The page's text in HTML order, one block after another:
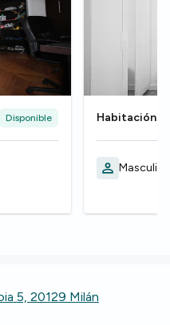
Disponible Habitación
5, 20129 Milán